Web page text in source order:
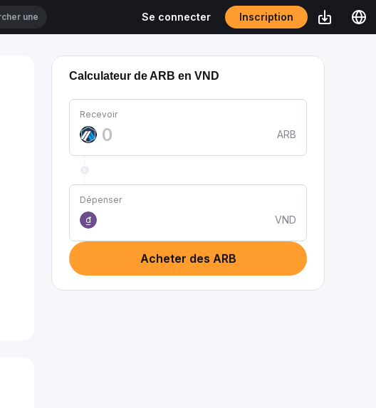
Se connecter Inscription
Calculateur de ARB en VND
Recevoir
ARB
Dépenser
₫
VND
Acheter des ARB